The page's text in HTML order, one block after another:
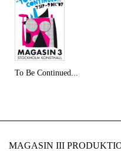
To Be Continued...
MAGASIN III